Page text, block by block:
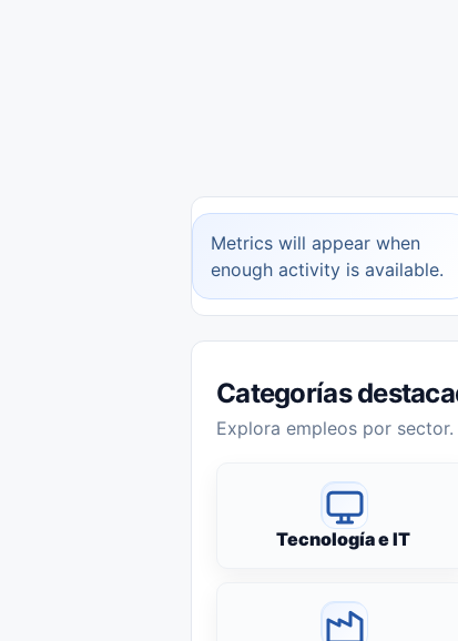
Metrics will appear when
enough activity is available.
Categorías
Explora empleos por sector.
Tecnología e IT